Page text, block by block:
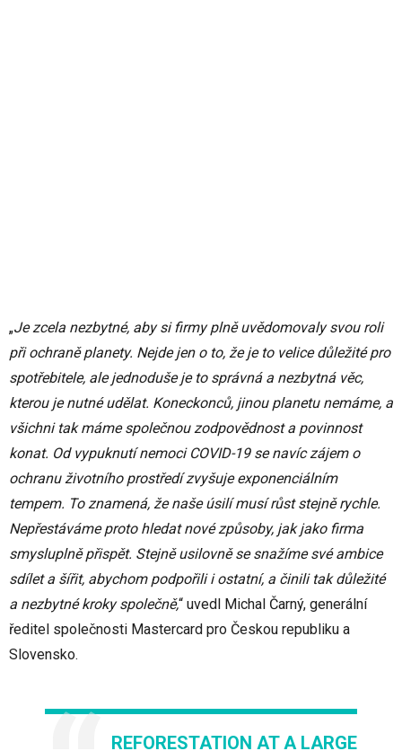
„Je zcela nezbytné, aby si firmy plně uvědomovaly svou roli
při ochraně planety. Nejde jen o to, že je to velice důležité pro
spotřebitele, ale jednoduše je to správná a nezbytná věc,
kterou je nutné udělat. Koneckonců, jinou planetu nemáme, a
všichni tak máme společnou zodpovědnost a povinnost
konat. Od vypuknutí nemoci COVID-19 se navíc zájem o
ochranu životního prostředí zvyšuje exponenciálním
tempem. To znamená, že naše úsilí musí růst stejně rychle.
Nepřestáváme proto hledat nové způsoby, jak jako firma
smysluplně přispět. Stejně usilovně se snažíme své ambice
sdílet a šířit, abychom podpořili i ostatní, a činili tak důležité
a nezbytné kroky společně,“ uvedl Michal Čarný, generální
ředitel společnosti Mastercard pro Českou republiku a
Slovensko.
REFORESTATION AT A LARGE